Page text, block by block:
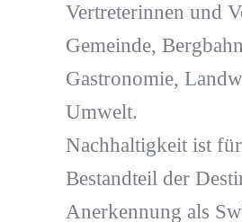
Vertreterinnen und
Gemeinde,
Gastronomie,
Umwelt.
Nachhaltigkeit ist
Bestandteil der
Anerkennung als